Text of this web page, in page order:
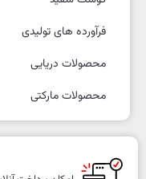
فرآورده های تولیدی
محصولات دریایی
محصولات مارکتی